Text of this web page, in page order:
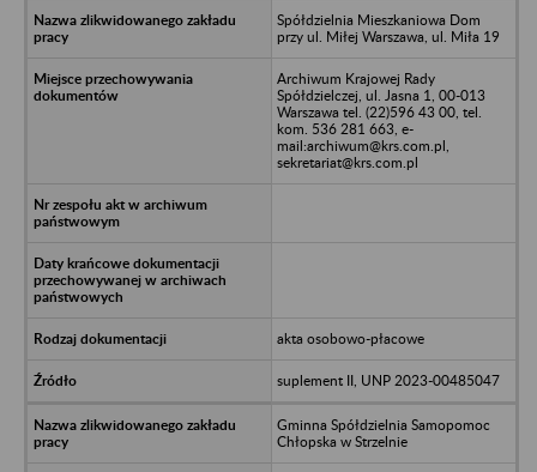
Spółdzielnia Mieszkaniowa Dom
przy ul. Miłej Warszawa, ul. Miła 19
Archiwum Krajowej Rady
Spółdzielczej, ul. Jasna 1, 00-013
Warszawa tel. (22)596 43 00, tel.
kom. 536 281 663, e-
mail:archiwum@krs.com.pl,
sekretariat@krs.com.pl
akta osobowo-płacowe
suplement II, UNP 2023-00485047
Gminna Spółdzielnia Samopomoc
Chłopska w Strzelnie